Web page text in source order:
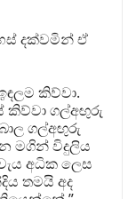
දක්වමින් ඒ
කිව්වා.
කිව්වා ගල්අඟුරු
ගල්අඟුරු
මගින් විදුලිය
අධික ලෙස
තමයි අද